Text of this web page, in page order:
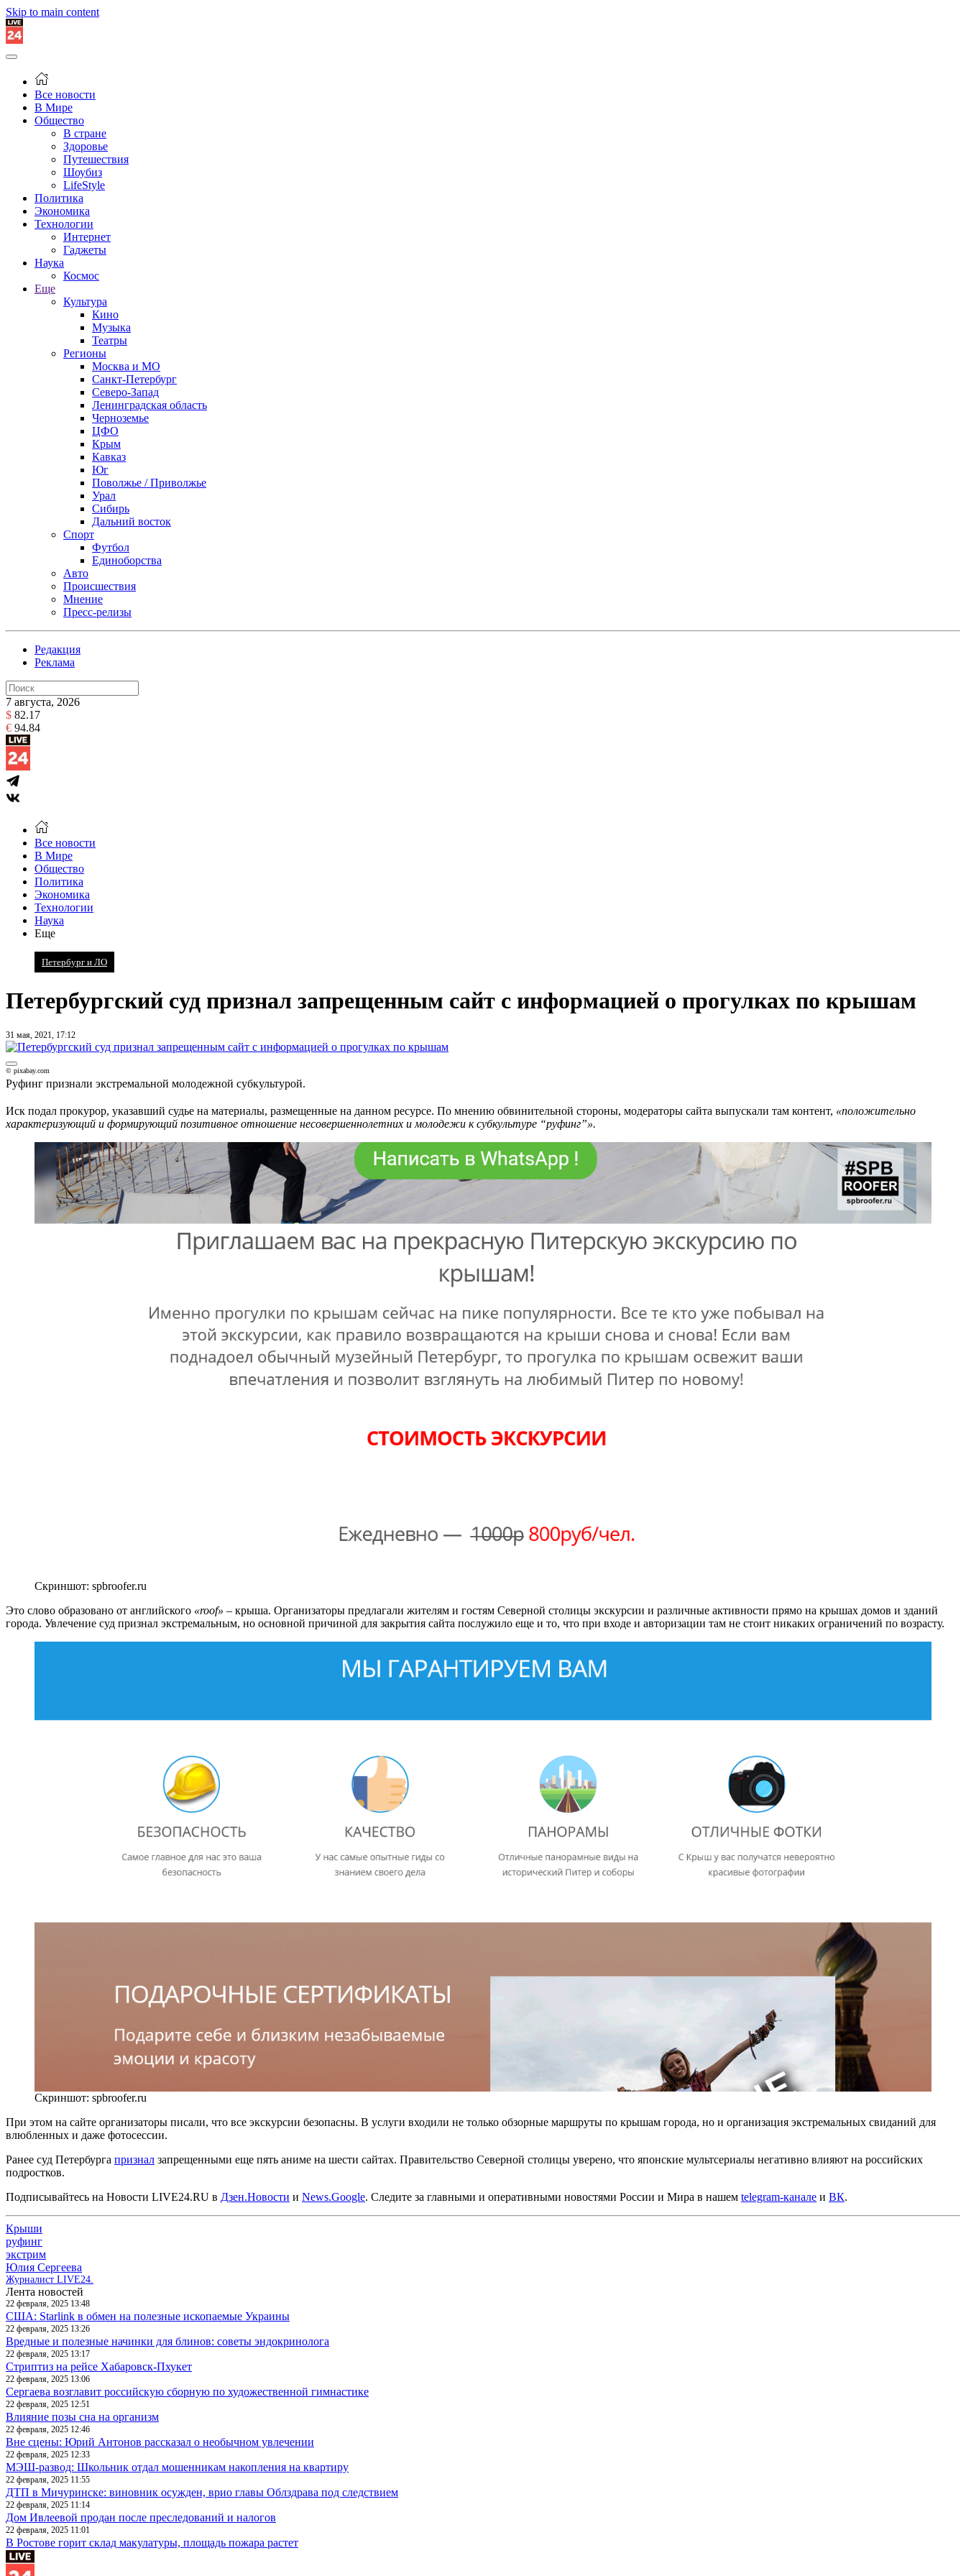
Skip to main content
Все новости
В Мире
Общество
В стране
Здоровье
Путешествия
Шоубиз
LifeStyle
Политика
Экономика
Технологии
Интернет
Гаджеты
Наука
Космос
Еще
Культура
Кино
Музыка
Театры
Регионы
Москва и МО
Санкт-Петербург
Северо-Запад
Ленинградская область
Черноземье
ЦФО
Крым
Кавказ
Юг
Поволжье / Приволжье
Урал
Сибирь
Дальний восток
Спорт
Футбол
Единоборства
Авто
Происшествия
Мнение
Пресс-релизы
Редакция
Реклама
7 августа, 2026
$ 82.17
€ 94.84
Все новости
В Мире
Общество
Политика
Экономика
Технологии
Наука
Еще
Петербург и ЛО
Петербургский суд признал запрещенным сайт с информацией о прогулках по крышам
31 мая, 2021, 17:12
© pixabay.com
Руфинг признали экстремальной молодежной субкультурой.
Иск подал прокурор, указавший судье на материалы, размещенные на данном ресурсе. По мнению обвинительной стороны, модераторы сайта выпускали там контент, «положительно
характеризующий и формирующий позитивное отношение несовершеннолетних и молодежи к субкультуре “руфинг”».
Скриншот: spbroofer.ru
Это слово образовано от английского «roof» – крыша. Организаторы предлагали жителям и гостям Северной столицы экскурсии и различные активности прямо на крышах домов и зданий
города. Увлечение суд признал экстремальным, но основной причиной для закрытия сайта послужило еще и то, что при входе и авторизации там не стоит никаких ограничений по возрасту.
Скриншот: spbroofer.ru
При этом на сайте организаторы писали, что все экскурсии безопасны. В услуги входили не только обзорные маршруты по крышам города, но и организация экстремальных свиданий для
влюбленных и даже фотосессии.
Ранее суд Петербурга признал запрещенными еще пять аниме на шести сайтах. Правительство Северной столицы уверено, что японские мультсериалы негативно влияют на российских
подростков.
Подписывайтесь на Новости LIVE24.RU в Дзен.Новости и News.Google. Следите за главными и оперативными новостями России и Мира в нашем telegram-канале и ВК.
Крыши
руфинг
экстрим
Юлия Сергеева
Журналист LIVE24.
Лента новостей
22 февраля, 2025 13:48
США: Starlink в обмен на полезные ископаемые Украины
22 февраля, 2025 13:26
Вредные и полезные начинки для блинов: советы эндокринолога
22 февраля, 2025 13:17
Стриптиз на рейсе Хабаровск-Пхукет
22 февраля, 2025 13:06
Сергаева возглавит российскую сборную по художественной гимнастике
22 февраля, 2025 12:51
Влияние позы сна на организм
22 февраля, 2025 12:46
Вне сцены: Юрий Антонов рассказал о необычном увлечении
22 февраля, 2025 12:33
МЭШ-развод: Школьник отдал мошенникам накопления на квартиру
22 февраля, 2025 11:55
ДТП в Мичуринске: виновник осужден, врио главы Облздрава под следствием
22 февраля, 2025 11:14
Дом Ивлеевой продан после преследований и налогов
22 февраля, 2025 11:01
В Ростове горит склад макулатуры, площадь пожара растет